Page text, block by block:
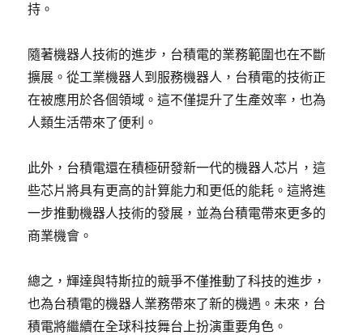
持。
隨著機器人技術的進步，台積電的業務範圍也在不斷
擴展。從工業機器人到服務機器人，台積電的技術正
在被應用於各個領域。這不僅提升了生產效率，也為
人類生活帶來了便利。
此外，台積電還在積極研發新一代的機器人芯片，這
些芯片將具有更高的計算能力和更低的能耗。這將進
一步推動機器人技術的發展，並為台積電帶來更多的
商業機會。
總之，輝達與特斯拉的競爭不僅推動了科技的進步，
也為台積電的機器人業務帶來了新的機遇。未來，台
積電將繼續在全球科技舞台上扮演重要角色。